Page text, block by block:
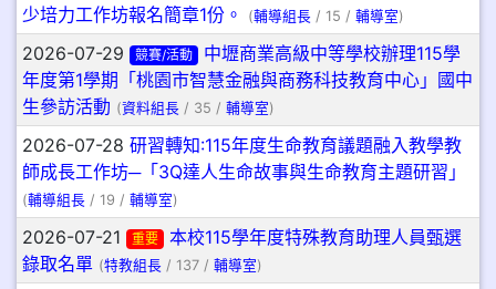
少培力工作坊報名簡章1份。
(輔導組長 / 15 / 輔導室)
2026-07-29 競賽/活動
中壢商業高級中等學校辦理115學
年度第1學期「桃園市智慧金融與商務科技教育中心」國中
生參訪活動 (資料組長 / 35 / 輔導室)
2026-07-28 研習轉知:115年度生命教育議題融入教學教
師成長工作坊─「3Q達人生命故事與生命教育主題研習」
(輔導組長 / 19 / 輔導室)
2026-07-21 重要
本校115學年度特殊教育助理人員甄選
錄取名單 (特教組長 / 137 / 輔導室)